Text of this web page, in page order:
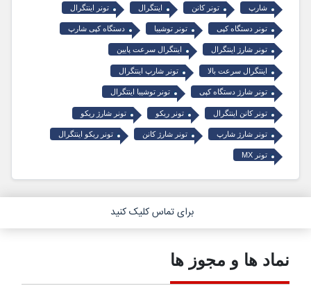
شارپ تونر کانن اینتگرال تونر اینتگرال
تونر دستگاه کپی تونر توشیبا دستگاه کپی شارپ
تونر شارژ اینتگرال اینتگرال سرعت پایین
اینتگرال سرعت بالا تونر شارپ اینتگرال
تونر شارژ دستگاه کپی تونر توشیبا اینتگرال
تونر کانن اینتگرال تونر ریکو تونر شارژ ریکو
تونر شارژ شارپ تونر شارژ کانن تونر ریکو اینتگرال
تونر MX
برای تماس کلیک کنید
نماد ها و مجوز ها